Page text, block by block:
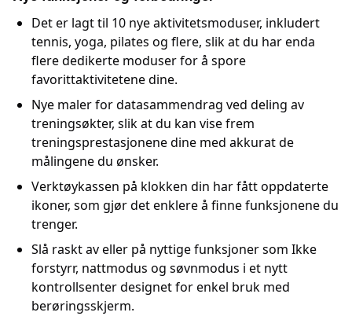
Det er lagt til 10 nye aktivitetsmoduser, inkludert
tennis, yoga, pilates og flere, slik at du har enda
flere dedikerte moduser for å spore
favorittaktivitetene dine.
Nye maler for datasammendrag ved deling av
treningsøkter, slik at du kan vise frem
treningsprestasjonene dine med akkurat de
målingene du ønsker.
Verktøykassen på klokken din har fått oppdaterte
ikoner, som gjør det enklere å finne funksjonene du
trenger.
Slå raskt av eller på nyttige funksjoner som Ikke
forstyrr, nattmodus og søvnmodus i et nytt
kontrollsenter designet for enkel bruk med
berøringsskjerm.